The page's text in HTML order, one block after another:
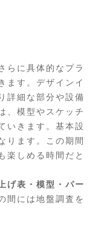
らに具体的なプラ
ます。デザインイ
詳細な部分や設備
、模型やスケッチ
いきます。基本設
ります。この期間
楽しめる時間だと
げ表・模型・パー
間には地盤調査を